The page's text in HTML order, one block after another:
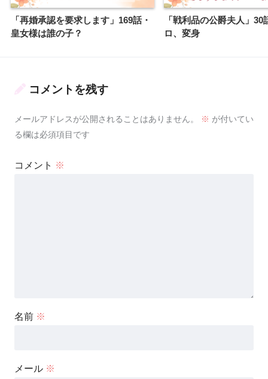
「再婚承認を要求します」169話・
皇女様は誰の子？
「戦利品の公爵夫人」30
ロ、変身
コメントを残す
メールアドレスが公開されることはありません。 ※ が付いてい
る欄は必須項目です
コメント ※
名前 ※
メール ※